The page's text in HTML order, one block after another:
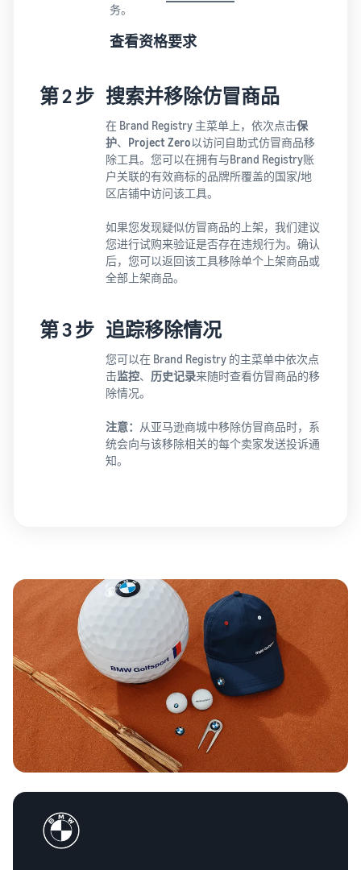
务。
查看资格要求
第 2 步 搜索并移除仿冒商品
在 Brand Registry 主菜单上，依次点击保
护、 Project Zero以访问自助式仿冒商品移
除工具。您可以在拥有与Brand Registry账
户关联的有效商标的品牌所覆盖的国家/地
区店铺中访问该工具。
如果您发现疑似仿冒商品的上架，我们建议
您进行试购来验证是否存在违规行为。确认
后，您可以返回该工具移除单个上架商品或
全部上架商品。
第 3 步 追踪移除情况
您可以在 Brand Registry 的主菜单中依次点
击监控、 历史记录来随时查看仿冒商品的移
除情况。
注意： 从亚马逊商城中移除仿冒商品时，系
统会向与该移除相关的每个卖家发送投诉通
知。